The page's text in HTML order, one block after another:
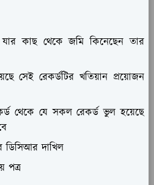
কাছ থেকে জমি কিনেছেন তার
সেই রেকর্ডটির খতিয়ান প্রয়োজন
থেকে যে সকল রেকর্ড ভুল হয়েছে
ডিসিআর দাখিল
পত্র